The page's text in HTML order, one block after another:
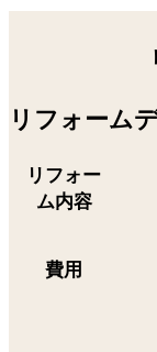
リフォーム
リフォー
ム内容
費用